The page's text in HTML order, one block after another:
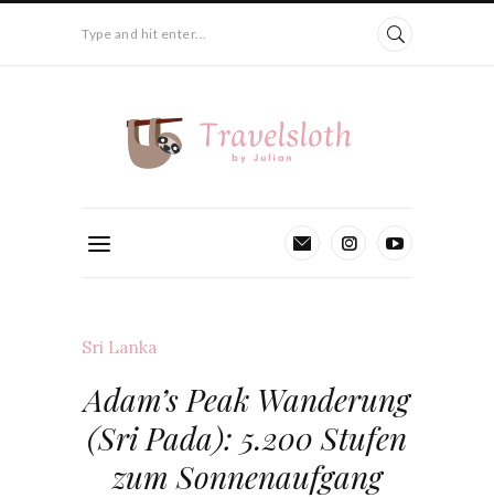
Type and hit enter...
Sri Lanka
Adam’s Peak Wanderung
(Sri Pada): 5.200 Stufen
zum Sonnenaufgang